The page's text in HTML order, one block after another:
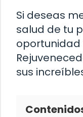
Si deseas
salud de tu
oportunidad
sus